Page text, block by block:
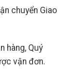
chuyển Giao
hàng, Quý
vận đơn.